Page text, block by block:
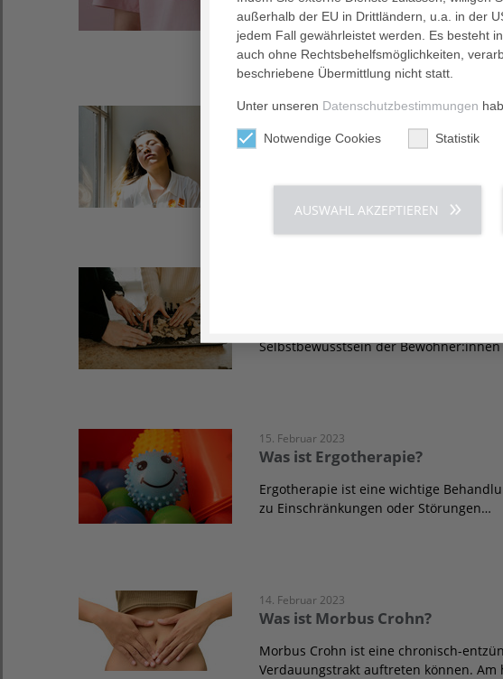
Eine Brustkrebsdiagnose stellt das
AGAPLESION MARKUS KRANKENHAUS
22. Februar 2023
Wie Sie mit Ohnmacht und
Gefühl von Ohnmacht. Wir sind…
Psychiatrische Fachpflege:
Selbstbewusstsein der
15. Februar 2023
Was ist Ergotherapie?
Ergotherapie ist eine wichtige
zu Einschränkungen oder Störungen…
14. Februar 2023
Was ist Morbus Crohn?
Morbus Crohn ist eine chronisch-
Verdauungstrakt auftreten können. Am
außerhalb der EU in Drittländern, u.a. in der
jedem Fall gewährleistet werden. Es besteht
auch ohne Rechtsbehelfsmöglichkeiten,
beschriebene Übermittlung nicht statt.
Unter unseren Datenschutzbestimmungen
Notwendige Cookies Statistik
AUSWAHL AKZEPTIEREN